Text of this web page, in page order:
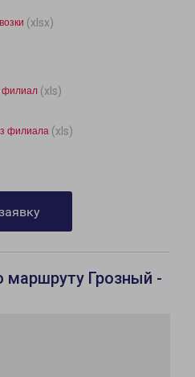
(xlsx)
филиал (xls)
филиала (xls)
маршруту Грозный -